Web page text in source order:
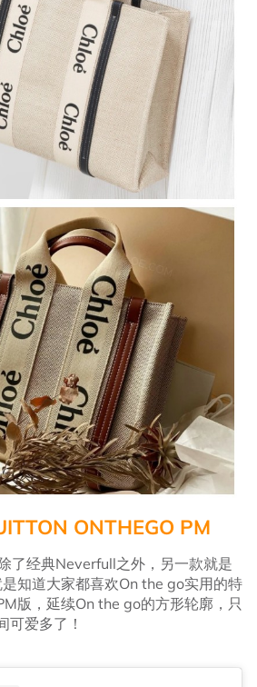
ONTHEGO PM
了经典Neverfull之外，另一款就是
知道大家都喜欢On the go实用的特
版，延续On the go的方形轮廓，只
可爱多了！